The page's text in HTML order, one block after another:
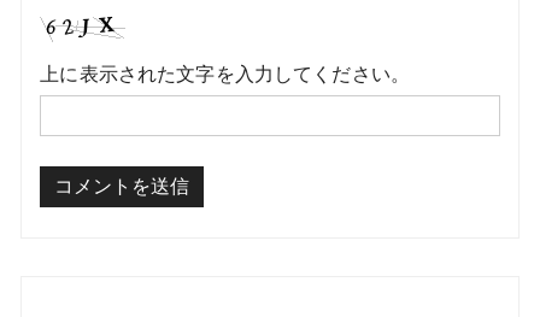
上に表示された文字を入力してください。